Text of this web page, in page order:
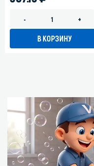
- +
В КОРЗИНУ